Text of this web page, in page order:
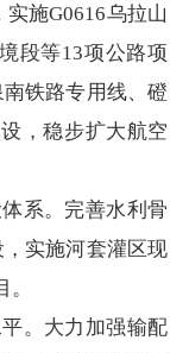
施G0616乌拉山
段等13项公路项
铁路专用线、磴
，稳步扩大航空
系。完善水利骨
实施河套灌区现
。大力加强输配